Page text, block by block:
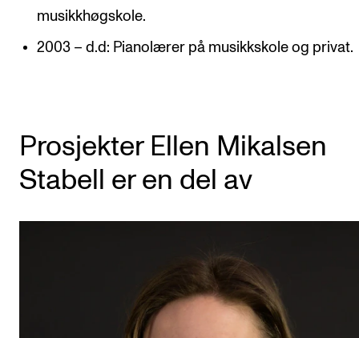
musikkhøgskole.
2003 – d.d: Pianolærer på musikkskole og privat.
Prosjekter Ellen Mikalsen
Stabell er en del av